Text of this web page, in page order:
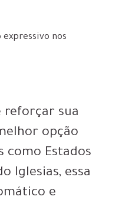
nos
reforçar sua
opção
como Estados
Iglesias, essa
e